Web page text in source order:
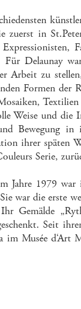
zuerst in
Delaunay
Arbeit zu
Formen
Weise und die
Bewegung in
ihrer späten
Serie,
Jahre 1979
war die erste
Gemälde
Seit
im Musée